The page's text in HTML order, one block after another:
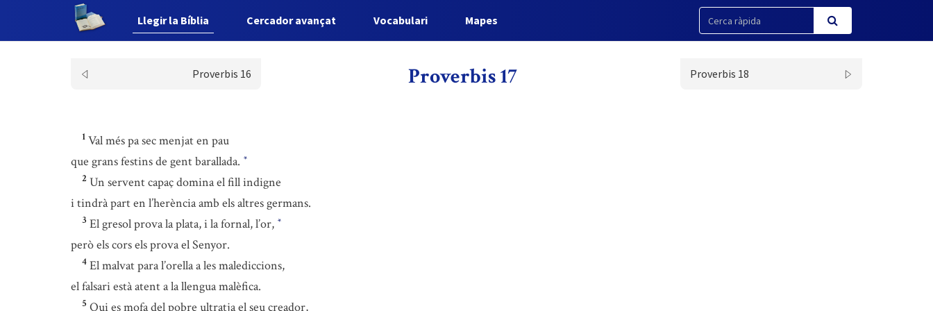
Llegir la Bíblia Cercador avançat Vocabulari Mapes
Proverbis 16 Proverbis 17 Proverbis 18
1 Val més pa sec menjat en pau
que grans festins de gent barallada. *
2 Un servent capaç domina el fill indigne
i tindrà part en l’herència amb els altres germans.
3 El gresol prova la plata, i la fornal, l’or, *
però els cors els prova el Senyor.
4 El malvat para l’orella a les malediccions,
el falsari està atent a la llengua malèfica.
5 Qui es mofa del pobre ultratja el seu creador,